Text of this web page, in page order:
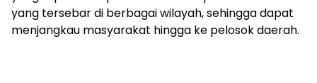
yang tersebar di berbagai wilayah, sehingga dapat
menjangkau masyarakat hingga ke pelosok daerah.